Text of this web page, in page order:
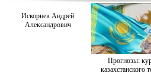
Искорнев Андрей
Александрович
Прогнозы:
казахстанского